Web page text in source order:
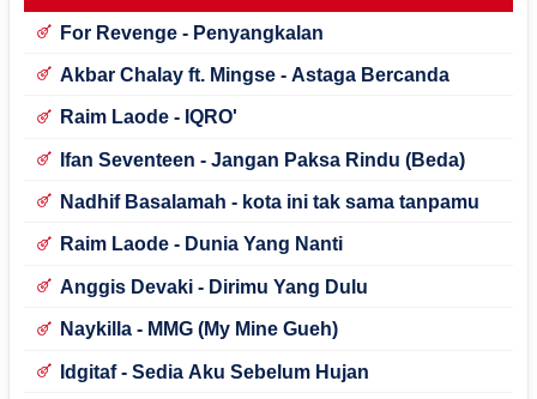
For Revenge - Penyangkalan
Akbar Chalay ft. Mingse - Astaga Bercanda
Raim Laode - IQRO'
Ifan Seventeen - Jangan Paksa Rindu (Beda)
Nadhif Basalamah - kota ini tak sama tanpamu
Raim Laode - Dunia Yang Nanti
Anggis Devaki - Dirimu Yang Dulu
Naykilla - MMG (My Mine Gueh)
Idgitaf - Sedia Aku Sebelum Hujan